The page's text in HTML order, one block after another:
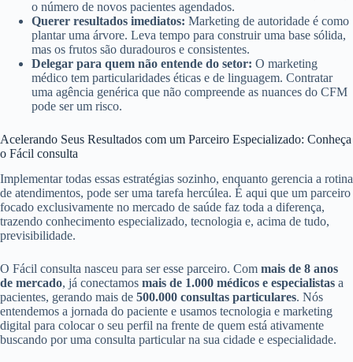
o número de novos pacientes agendados.
Querer resultados imediatos: Marketing de autoridade é como
plantar uma árvore. Leva tempo para construir uma base sólida,
mas os frutos são duradouros e consistentes.
Delegar para quem não entende do setor: O marketing
médico tem particularidades éticas e de linguagem. Contratar
uma agência genérica que não compreende as nuances do CFM
pode ser um risco.
Acelerando Seus Resultados com um Parceiro Especializado: Conheça
o Fácil consulta
Implementar todas essas estratégias sozinho, enquanto gerencia a rotina
de atendimentos, pode ser uma tarefa hercúlea. É aqui que um parceiro
focado exclusivamente no mercado de saúde faz toda a diferença,
trazendo conhecimento especializado, tecnologia e, acima de tudo,
previsibilidade.
O Fácil consulta nasceu para ser esse parceiro. Com mais de 8 anos
de mercado, já conectamos mais de 1.000 médicos e especialistas a
pacientes, gerando mais de 500.000 consultas particulares. Nós
entendemos a jornada do paciente e usamos tecnologia e marketing
digital para colocar o seu perfil na frente de quem está ativamente
buscando por uma consulta particular na sua cidade e especialidade.